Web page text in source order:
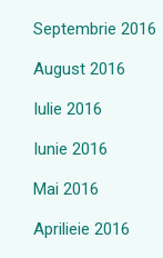
Septembrie 2016
August 2016
Iulie 2016
Iunie 2016
Mai 2016
Aprilieie 2016